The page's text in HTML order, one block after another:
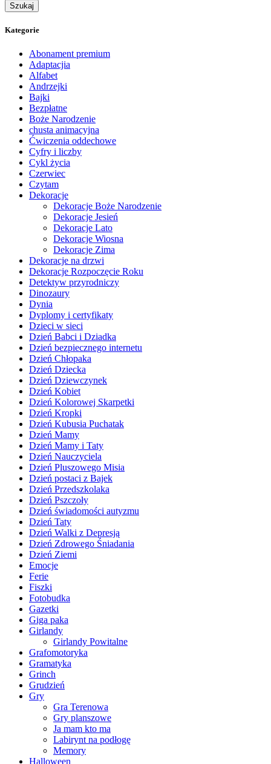
Szukaj
Kategorie
Abonament premium
Adaptacjia
Alfabet
Andrzejki
Bajki
Bezpłatne
Boże Narodzenie
chusta animacyjna
Ćwiczenia oddechowe
Cyfry i liczby
Cykl życia
Czerwiec
Czytam
Dekoracje
Dekoracje Boże Narodzenie
Dekoracje Jesień
Dekoracje Lato
Dekoracje Wiosna
Dekoracje Zima
Dekoracje na drzwi
Dekoracje Rozpoczęcie Roku
Detektyw przyrodniczy
Dinozaury
Dynia
Dyplomy i certyfikaty
Dzieci w sieci
Dzień Babci i Dziadka
Dzień bezpiecznego internetu
Dzień Chłopaka
Dzień Dziecka
Dzień Dziewczynek
Dzień Kobiet
Dzień Kolorowej Skarpetki
Dzień Kropki
Dzień Kubusia Puchatak
Dzień Mamy
Dzień Mamy i Taty
Dzień Nauczyciela
Dzień Pluszowego Misia
Dzień postaci z Bajek
Dzień Przedszkolaka
Dzień Pszczoły
Dzień świadomości autyzmu
Dzień Taty
Dzień Walki z Depresją
Dzień Zdrowego Śniadania
Dzień Ziemi
Emocje
Ferie
Fiszki
Fotobudka
Gazetki
Giga paka
Girlandy
Girlandy Powitalne
Grafomotoryka
Gramatyka
Grinch
Grudzień
Gry
Gra Terenowa
Gry planszowe
Ja mam kto ma
Labirynt na podłogę
Memory
Halloween